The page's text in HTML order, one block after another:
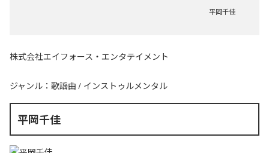
平岡千佳
株式会社エイフォース・エンタテイメント
ジャンル： 歌謡曲 / インストゥルメンタル
平岡千佳